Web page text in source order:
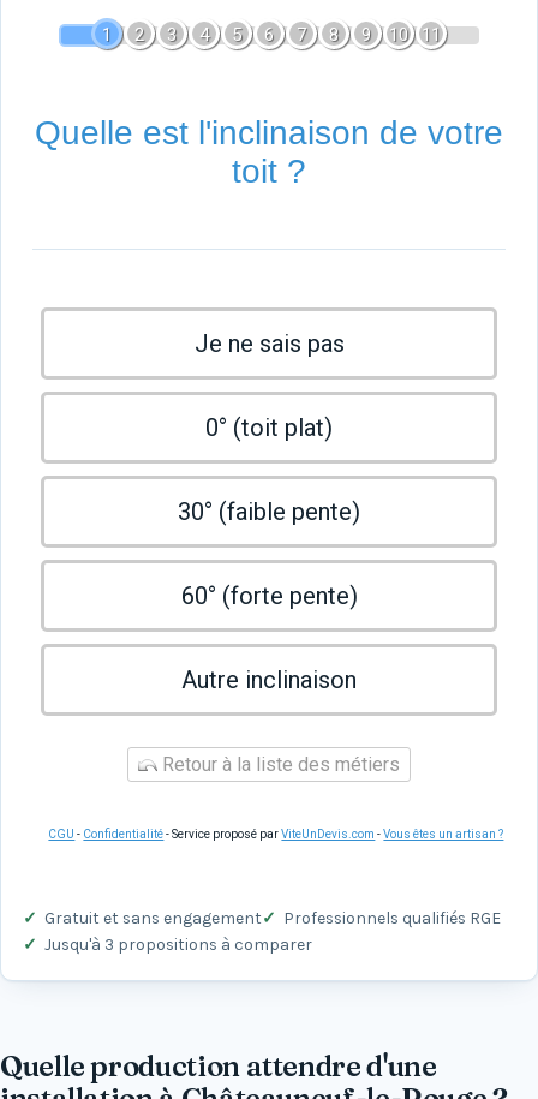
1 2 3 4 5 6 7 8 9 10 11
Quelle est l'inclinaison de votre
toit ?
Je ne sais pas
0° (toit plat)
30° (faible pente)
60° (forte pente)
Autre inclinaison
Retour à la liste des métiers
CGU - Confidentialité- Service proposé parViteUnDevis.com -Vous êtes un artisan ?
Gratuit et sans engagement
Professionnels qualifiés RGE
Jusqu'à 3 propositions à comparer
Quelle production attendre d'une